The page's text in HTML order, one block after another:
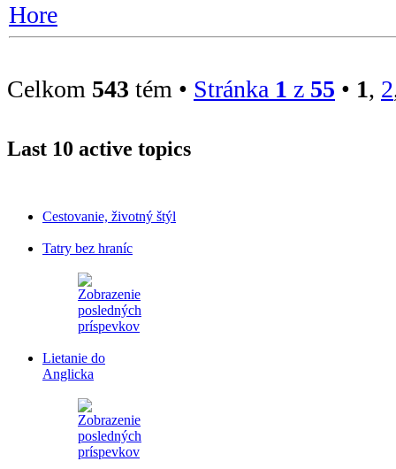
Hore
Celkom 543 tém • Stránka 1 z 55 • 1, 2
Last 10 active topics
Cestovanie, životný štýl
Tatry bez hraníc
Lietanie do
Anglicka